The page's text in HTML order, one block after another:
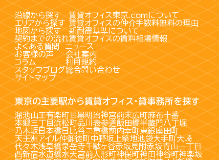
沿線から探す
エリアから探す
地図から探す
契約までの流れ
賃貸オフィス東京.comについて
賃貸オフィスの仲介手数料無料の理由
新耐震基準について
賃貸オフィスの賃料相場情報
よくある質問
お客様の声
コラム
スタッフブログ
サイトマップ
ニュース
会社案内
利用規約
総合問い合わせ
東京の主要駅から賃貸オフィス・貸事務所を探す
溜池山王有楽町目黒明治神宮前末広町麻布十番
本郷三丁目浜松町品川 表参道飯田橋半蔵門八丁堀
乃木坂日本橋日比谷二重橋前内幸町東銀座田町
天王洲アイル仲御徒町中野坂上築地池袋大手町大崎
代々木浅草橋泉岳寺千駄ヶ谷赤坂見附赤坂青山一丁目
西新宿水道橋水天宮前人形町神保町神田神谷町神楽坂